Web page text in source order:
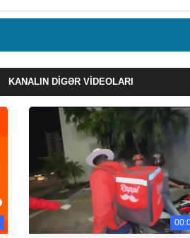
KANALIN DIGƏR VIDEOLARI